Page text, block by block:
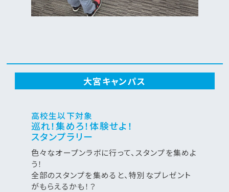
大宮キャンパス
高校生以下対象
巡れ！集めろ！体験せよ！
スタンプラリー
色々なオープンラボに行って、スタンプを集めよ
う！
全部のスタンプを集めると、特別なプレゼント
がもらえるかも！？